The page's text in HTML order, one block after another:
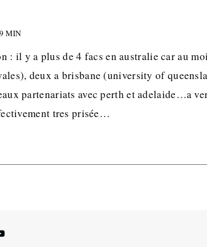
MIN
: il y a plus de 4 facs en australie car au
deux a brisbane (university of
partenariats avec perth et adelaide…a
tres prisée…